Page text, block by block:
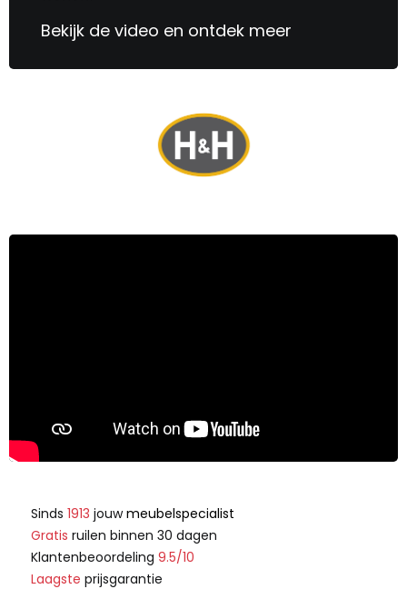
Bekijk de video en ontdek meer
Sinds 1913 jouwmeubelspecialist
Gratis ruilen binnen 30 dagen
Klantenbeoordeling 9.5/10
Laagste prijsgarantie